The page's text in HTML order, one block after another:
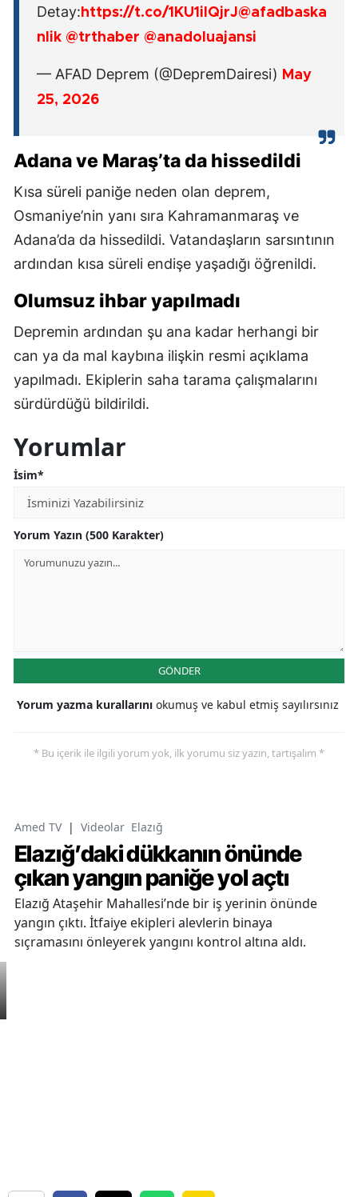
Detay: https://t.co/1KU1ilQjrJ@afadbaska
nlik @trthaber @anadoluajansi
— AFAD Deprem (@DepremDairesi) May
25, 2026
Adana ve Maraş’ta da hissedildi
Kısa süreli paniğe neden olan deprem,
Osmaniye’nin yanı sıra Kahramanmaraş ve
Adana’da da hissedildi. Vatandaşların sarsıntının
ardından kısa süreli endişe yaşadığı öğrenildi.
Olumsuz ihbar yapılmadı
Depremin ardından şu ana kadar herhangi bir
can ya da mal kaybına ilişkin resmi açıklama
yapılmadı. Ekiplerin saha tarama çalışmalarını
sürdürdüğü bildirildi.
Yorumlar
İsim*
Yorum Yazın (500 Karakter)
GÖNDER
Yorum yazma kurallarını okumuş ve kabul etmiş sayılırsınız
* Bu içerik ile ilgili yorum yok, ilk yorumu siz yazın, tartışalım *
Amed TV | Videolar Elazığ
Elazığ’daki dükkanın önünde
çıkan yangın paniğe yol açtı
Elazığ Ataşehir Mahallesi’nde bir iş yerinin önünde
yangın çıktı. İtfaiye ekipleri alevlerin binaya
sıçramasını önleyerek yangını kontrol altına aldı.